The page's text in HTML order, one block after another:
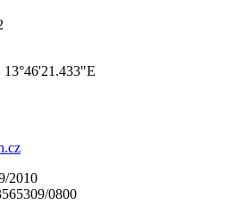
2010
0800